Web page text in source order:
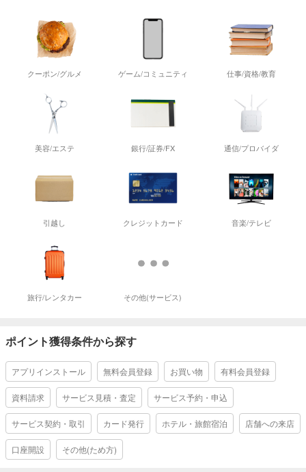
クーポン/グルメ ゲーム/コミュニティ 仕事/資格/教育
美容/エステ 銀行/証券/FX 通信/プロバイダ
引越し クレジットカード 音楽/テレビ
旅行/レンタカー その他(サービス)
ポイント獲得条件から探す
アプリインストール 無料会員登録 お買い物 有料会員登録
資料請求 サービス見積・査定 サービス予約・申込
サービス契約・取引 カード発行 ホテル・旅館宿泊 店舗への来店
口座開設 その他(ため方)